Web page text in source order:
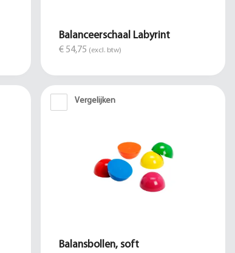
Balanceerschaal Labyrint
€ 54,75 (excl. btw)
Vergelijken
Balansbollen, soft